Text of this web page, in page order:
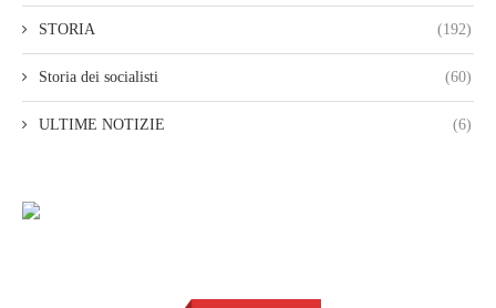
STORIA (192)
Storia dei socialisti (60)
ULTIME NOTIZIE (6)